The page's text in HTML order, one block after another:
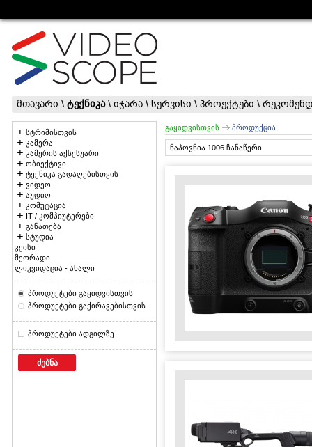
მთავარი \ ტექნიკა\ იჯარა \ სერვისი \ პროექტები \
სტრიმისთვის
კამერა
კამერის აქსესუარი
ობიექტივი
ტექნიკა გადაღებისთვის
ვიდეო
აუდიო
კომუტაცია
IT / კომპიუტერები
განათება
სტუდია
კეისი
მეორადი
ლიკვიდაცია - ახალი
პროდუქტები გაყიდვისთვის
პროდუქტები გაქირავებისთვის
პროდუქტები ადგილზე
ძებნა
გაყიდვისთვის პროდუქცია
ნაპოვნია 1006 ჩანაწერი